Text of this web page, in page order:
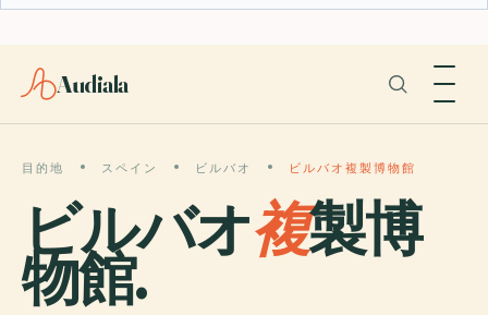
Audiala
目的地 スペイン ビルバオ ビルバオ複製博物館
ビルバオ複製博
物館.